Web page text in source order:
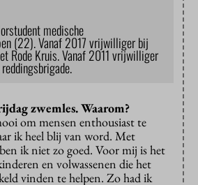
medische
(22). Vanaf 2017 vrijwilliger bij
Rode Kruis. Vanaf 2011 vrijwilliger
zwemles. Waarom?
om mensen enthousiast te
ik heel blij van word. Met
ik niet zo goed. Voor mij is het
en volwassenen die het
vinden te helpen. Zo had ik